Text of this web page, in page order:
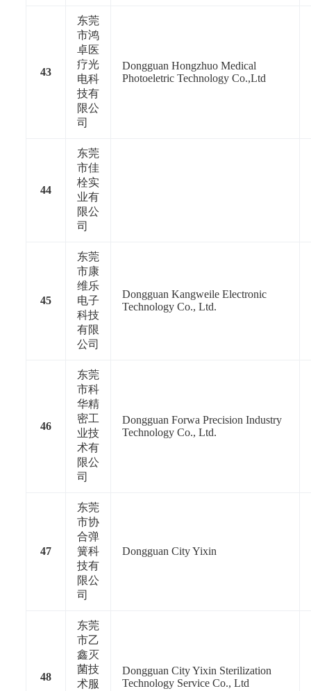
43
东莞
市鸿
卓医
疗光
电科
技有
限公
司
Dongguan Hongzhuo Medical
Photoeletric Technology Co.,Ltd
44
东莞
市佳
栓实
业有
限公
司
45
东莞
市康
维乐
电子
科技
有限
公司
Dongguan Kangweile Electronic
Technology Co., Ltd.
46
东莞
市科
华精
密工
业技
术有
限公
司
Dongguan Forwa Precision Industry
Technology Co., Ltd.
47
东莞
市协
合弹
簧科
技有
限公
司
Dongguan City Yixin
48
东莞
市乙
鑫灭
菌技
术服
Dongguan City Yixin Sterilization
Technology Service Co., Ltd